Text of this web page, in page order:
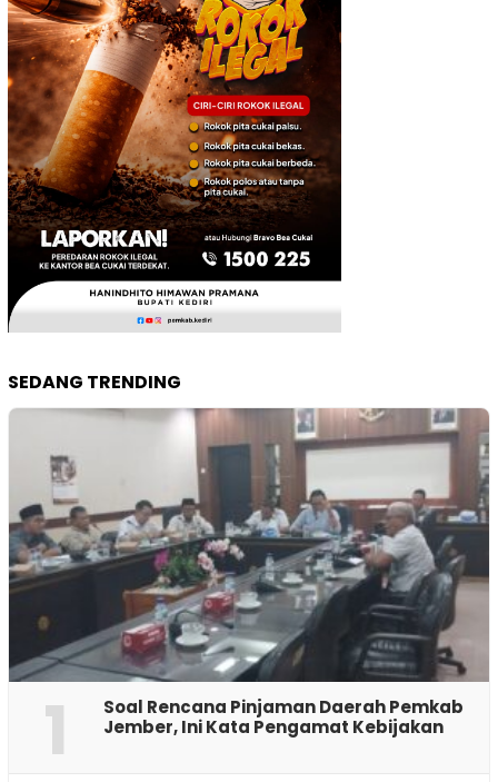
SEDANG TRENDING
1
‎Soal Rencana Pinjaman Daerah Pemkab
Jember, Ini Kata Pengamat Kebijakan ‎